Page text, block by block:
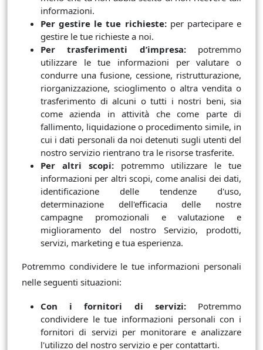
informazioni.
Per gestire le tue richieste:per partecipare e
gestire le tue richieste a noi.
Per trasferimenti d’impresa:potremmo
utilizzare le tue informazioni per valutare o
condurre una fusione, cessione, ristrutturazione,
riorganizzazione, scioglimento o altra vendita o
trasferimento di alcuni o tutti i nostri beni, sia
come azienda in attività che come parte di
fallimento, liquidazione o procedimento simile, in
cui i dati personali da noi detenuti sugli utenti del
nostro servizio rientrano tra le risorse trasferite.
Per altri scopi:potremmo utilizzare le tue
informazioni per altri scopi, come analisi dei dati,
identificazione delle tendenze d'uso,
determinazione dell'efficacia delle nostre
campagne promozionali e valutazione e
miglioramento del nostro Servizio, prodotti,
servizi, marketing e tua esperienza.
Potremmo condividere le tue informazioni personali
nelle seguenti situazioni:
Con i fornitori di servizi:Potremmo
condividere le tue informazioni personali con i
fornitori di servizi per monitorare e analizzare
l'utilizzo del nostro servizio e per contattarti.